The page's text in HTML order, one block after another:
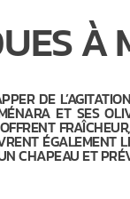
À
DE
ET SES
ÉGALEMENT
CHAPEAU ET